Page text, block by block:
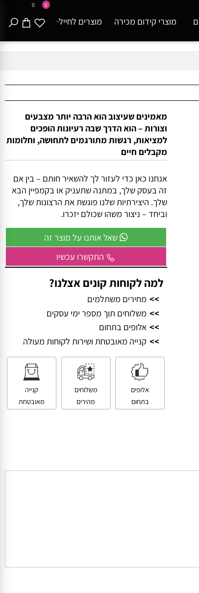
0 0
מוצרי קידום מכירה מוצרים לחייל
מאמינים שעיצוב הוא הרבה יותר מצבעים
וצורות – הוא הדרך שבה רעיונות הופכים
למציאות, רגשות מתורגמים לתחושה, וחלומות
מקבלים חיים
אנחנו כאן כדי לעזור לך להשאיר חותם – בין אם
זה בעסק שלך, במתנה שתעניק או בקמפיין הבא
שלך. היצירתיות שלנו פוגשת את הרצונות שלך,
שאל אותנו על מוצר זה
התקשרו עכשיו
למה לקוחות קונים אצלנו?
>> מחירים משתלמים
>> משלוחים תוך מספר ימי עסקים
>> אלופים בתחום
>> קנייה מאובטחת ושירות לקוחות מעולה
אלופים
משלוחים
קנייה